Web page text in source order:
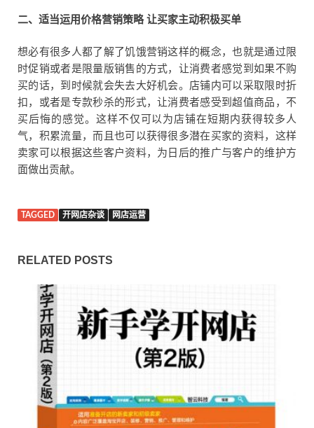
二、适当运用价格营销策略 让买家主动积极买单
想必有很多人都了解了饥饿营销这样的概念，也就是通过限
时促销或者是限量版销售的方式，让消费者感觉到如果不购
买的话，到时候就会失去大好机会。店铺内可以采取限时折
扣，或者是专款秒杀的形式，让消费者感受到超值商品，不
买后悔的感觉。这样不仅可以为店铺在短期内获得较多人
气，积累流量，而且也可以获得很多潜在买家的资料，这样
卖家可以根据这些客户资料，为日后的推广与客户的维护方
面做出贡献。
TAGGED 开网店杂谈 网店运营
RELATED POSTS